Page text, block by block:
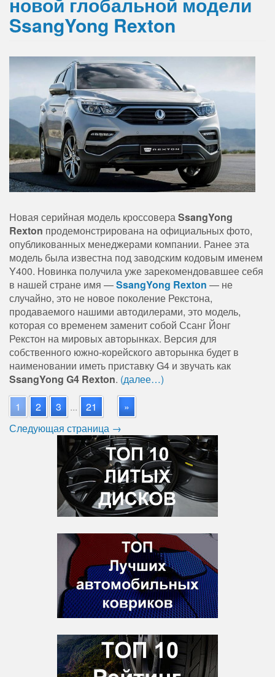
SsangYong Rexton
Новая серийная модель кроссовераSsangYong
Rexton продемонстрирована на официальных фото,
опубликованных менеджерами компании. Ранее эта
модель была известна под заводским кодовым именем
Y400. Новинка получила уже зарекомендовавшее себя
в нашей стране имя —SsangYong Rexton — не
случайно, это не новое поколение Рекстона,
продаваемого нашими автодилерами, это модель,
которая со временем заменит собой Ссанг Йонг
Рекстон на мировых авторынках. Версия для
собственного южно-корейского авторынка будет в
наименовании иметь приставку G4 и звучать как
SsangYong G4 Rexton. (далее…)
1
2 3 ... 21
»
Следующая страница →